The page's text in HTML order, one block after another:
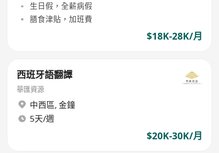
生日假，全薪病假
膳食津貼，加班費
$18K-28K/月
西班牙語翻譯
華匯資源
中西區, 金鐘
5天/週
$20K-30K/月